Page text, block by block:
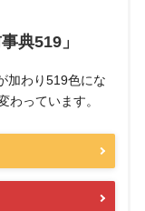
典519」
加わり519色にな
わっています。